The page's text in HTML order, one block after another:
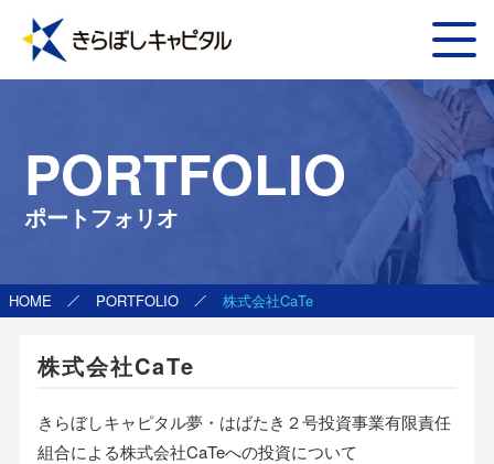
PORTFOLIO
ポートフォリオ
HOME PORTFOLIO 株式会社CaTe
株式会社CaTe
きらぼしキャピタル夢・はばたき２号投資事業有限責任
組合による株式会社CaTeへの投資について